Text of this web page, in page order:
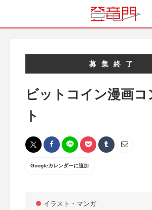
募集終了
ビットコイン漫画コ
ト
Googleカレンダーに追加
イラスト・マンガ